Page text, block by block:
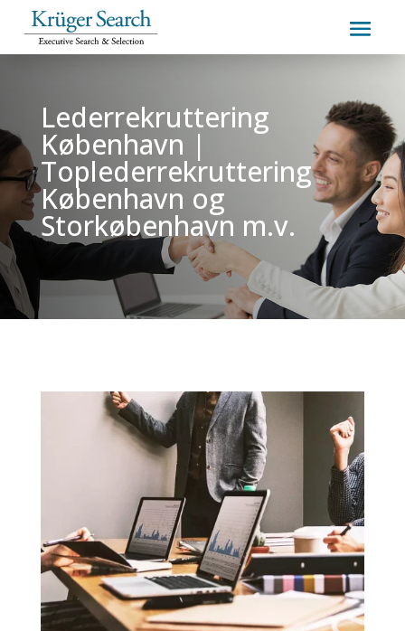
Lederrekruttering
København |
Toplederrekruttering
København og
Storkøbenhavn m.v.